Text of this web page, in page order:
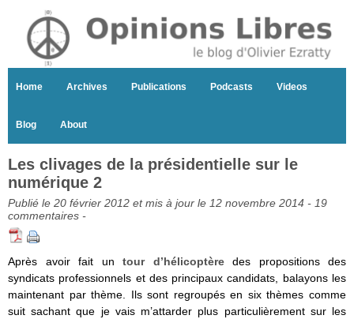
Home Archives Publications Podcasts Videos
Blog About
Les clivages de la présidentielle sur le
numérique 2
Publié le 20 février 2012 et mis à jour le 12 novembre 2014 - 19
commentaires -
Après avoir fait un tour d’hélicoptèredes propositions des
syndicats professionnels et des principaux candidats, balayons les
maintenant par thème. Ils sont regroupés en six thèmes comme
suit sachant que je vais m’attarder plus particulièrement sur les